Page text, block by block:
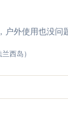
户外使用也没问
西岛）